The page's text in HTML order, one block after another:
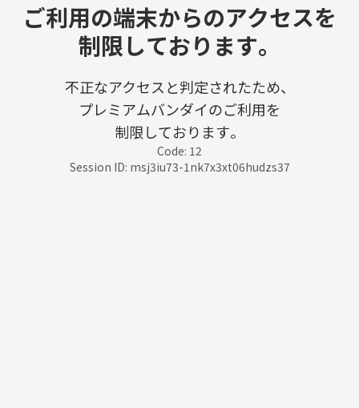
ご利用の端末からのアクセスを
制限しております。
不正なアクセスと判定されたため、
プレミアムバンダイのご利用を
制限しております。
Code: 12
Session ID: msj3iu73-1nk7x3xt06hudzs37